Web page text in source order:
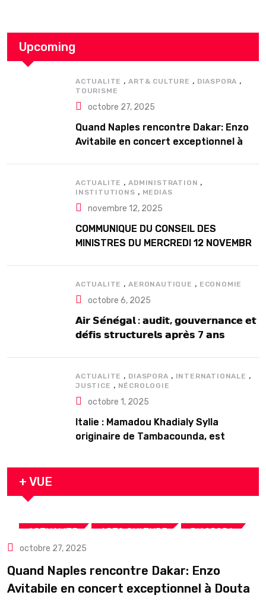
Upcoming
ACTUALITE ,ART& CULTURE , DIASPORA ,
TOURISME
octobre 27, 2025
Quand Naples rencontre Dakar: Enzo
Avitabile en concert exceptionnel à
ACTUALITE ,ADMINISTRATION ,
INSTITUTIONS , MEDIAS
novembre 12, 2025
COMMUNIQUE DU CONSEIL DES
MINISTRES DU MERCREDI 12 NOVEMBRE
ACTUALITE ,AERONAUTIQUE , ECONOMIE
octobre 6, 2025
𝗔𝗶𝗿 𝗦𝗲́𝗻𝗲́𝗴𝗮𝗹 : 𝗮𝘂𝗱𝗶𝘁, 𝗴𝗼𝘂𝘃𝗲𝗿𝗻𝗮𝗻𝗰𝗲 𝗲𝘁
𝗱𝗲́𝗳𝗶𝘀 𝘀𝘁𝗿𝘂𝗰𝘁𝘂𝗿𝗲𝗹𝘀 𝗮𝗽𝗿𝗲̀𝘀 7 𝗮𝗻𝘀
ACTUALITE , DIASPORA , INTERNATIONALE ,
JUSTICE , NÉCROLOGIE
octobre 1, 2025
Italie : Mamadou Khadialy Sylla
originaire de Tambacounda, est
arrestation
+ VUE
ACTUALITE ART& CULTURE DIASPORA
TOURISME
octobre 27, 2025
Quand Naples rencontre Dakar: Enzo
Avitabile en concert exceptionnel à Douta